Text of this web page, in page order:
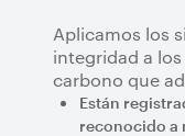
Aplicamos los
integridad a
carbono que
Están
reconocido a